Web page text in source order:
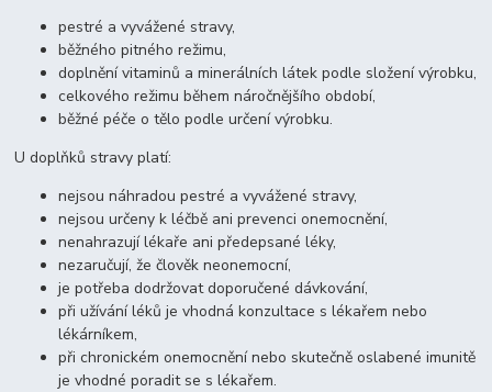
pestré a vyvážené stravy,
běžného pitného režimu,
doplnění vitaminů a minerálních látek podle složení výrobku,
celkového režimu během náročnějšího období,
běžné péče o tělo podle určení výrobku.
U doplňků stravy platí:
nejsou náhradou pestré a vyvážené stravy,
nejsou určeny k léčbě ani prevenci onemocnění,
nenahrazují lékaře ani předepsané léky,
nezaručují, že člověk neonemocní,
je potřeba dodržovat doporučené dávkování,
při užívání léků je vhodná konzultace s lékařem nebo
lékárníkem,
při chronickém onemocnění nebo skutečně oslabené imunitě
je vhodné poradit se s lékařem.